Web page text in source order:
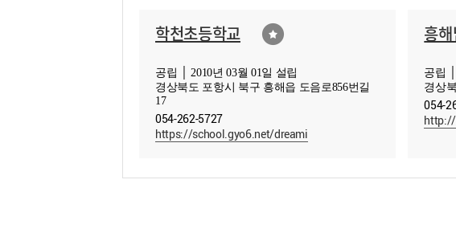
학천초등학교
공립 │ 2010년 03월 01일 설립
경상북도 포항시 북구 흥해읍 도음로856번길
17
054-262-5727
https://school.gyo6.net/dreami
흥
공립
경상
054-
http://